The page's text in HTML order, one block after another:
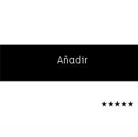
Añadir